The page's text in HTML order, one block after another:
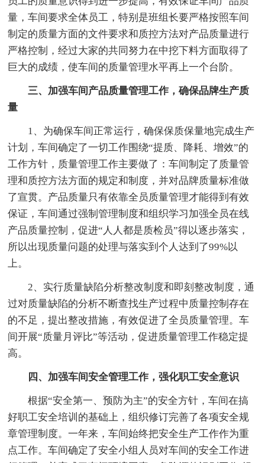
量，车间要求全体员工，特别是班组长要严格按照车间
制定的质量方面的文件要求和质控方法对产品质量进行
严格控制，经过大家的共同努力在中挖下料方面取得了
巨大的成绩，使车间的质量管理水平再上一个台阶。
三、加强车间产品质量管理工作，确保品牌生产质
量
1、为确保车间正常运行，确保保质保量地完成生产
计划，车间确定了一切工作围绕“提质、降耗、增效”的
工作方针，质量管理工作主要做了：车间制定了质量管
理和质控方法方面的规定和制度，并对品牌质量标准做
了宣贯。产品质量只有依靠全员质量管理才能得到有效
保证，车间通过强制管理制度和组织学习加强全员在线
产品质量控制，促进“人人都是质检员”得以逐步落实，
所以出现质量问题的处理与落实到个人达到了99%以
上。
2、实行质量缺陷分析整改制度和即刻整改制度，通
过对质量缺陷的分析不断查找生产过程中质量控制存在
的不足，提出整改措施，有效促进了全员质量管理。车
间开展“质量月评比”等活动，促进质量管理工作稳定提
高。
四、加强车间安全管理工作，强化职工安全意识
根据“安全第一、预防为主”的安全方针，车间在搞
好职工安全培训的基础上，组织修订完善了各项安全规
章管理制度。一年来，车间始终把安全生产工作作为重
点工作。车间确定了安全小组人员对车间的安全工作进